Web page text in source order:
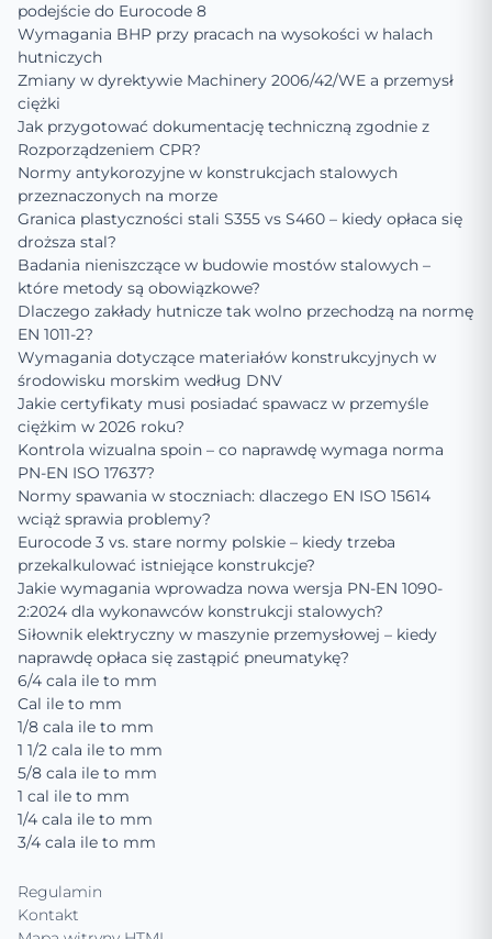
podejście do Eurocode 8
Wymagania BHP przy pracach na wysokości w halach
hutniczych
Zmiany w dyrektywie Machinery 2006/42/WE a przemysł
ciężki
Jak przygotować dokumentację techniczną zgodnie z
Rozporządzeniem CPR?
Normy antykorozyjne w konstrukcjach stalowych
przeznaczonych na morze
Granica plastyczności stali S355 vs S460 – kiedy opłaca się
droższa stal?
Badania nieniszczące w budowie mostów stalowych –
które metody są obowiązkowe?
Dlaczego zakłady hutnicze tak wolno przechodzą na normę
EN 1011-2?
Wymagania dotyczące materiałów konstrukcyjnych w
środowisku morskim według DNV
Jakie certyfikaty musi posiadać spawacz w przemyśle
ciężkim w 2026 roku?
Kontrola wizualna spoin – co naprawdę wymaga norma
PN-EN ISO 17637?
Normy spawania w stoczniach: dlaczego EN ISO 15614
wciąż sprawia problemy?
Eurocode 3 vs. stare normy polskie – kiedy trzeba
przekalkulować istniejące konstrukcje?
Jakie wymagania wprowadza nowa wersja PN-EN 1090-
2:2024 dla wykonawców konstrukcji stalowych?
Siłownik elektryczny w maszynie przemysłowej – kiedy
naprawdę opłaca się zastąpić pneumatykę?
6/4 cala ile to mm
Cal ile to mm
1/8 cala ile to mm
1 1/2 cala ile to mm
5/8 cala ile to mm
1 cal ile to mm
1/4 cala ile to mm
3/4 cala ile to mm
Regulamin
Kontakt